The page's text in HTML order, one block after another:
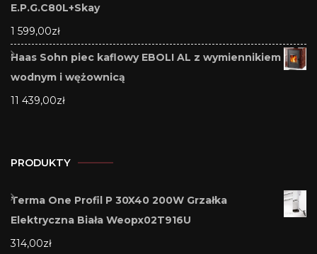
E.P.G.C80L+Skay
1 599,00zł
Haas Sohn piec kaflowy EBOLI AL z wymiennikiem
wodnym i wężownicą
11 439,00zł
PRODUKTY
Terma One Profil P 30X40 200W Grzałka
Elektryczna Biała Weopx02T916U
314,00zł